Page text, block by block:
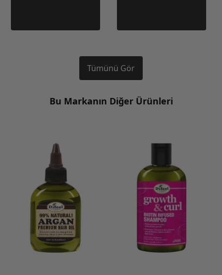
Tümünü Gör
Bu Markanın Diğer Ürünleri